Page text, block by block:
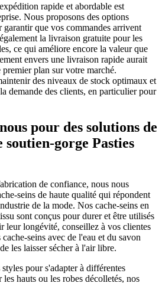
rapide et abordable est
Nous proposons des options
que vos commandes arrivent
la livraison gratuite pour les
ce qui améliore encore la valeur que
envers une livraison rapide aurait
plan sur votre marché.
des niveaux de stock optimaux et
demande des clients, en particulier pour
pour des solutions de
soutien-gorge Pasties
de confiance, nous nous
seins de haute qualité qui répondent
de la mode. Nos cache-seins en
sont conçus pour durer et être utilisés
leur longévité, conseillez à vos clientes
seins avec de l'eau et du savon
les laisser sécher à l'air libre.
pour s'adapter à différentes
les hauts ou les robes décolletés, nos